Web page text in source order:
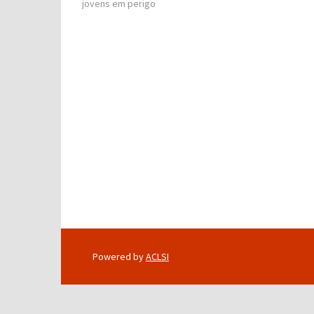
jovens em perigo
Powered byACLSI